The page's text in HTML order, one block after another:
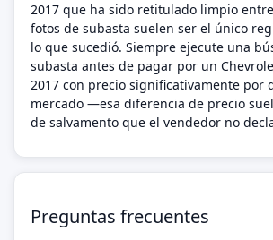
2017 que ha sido retitulado limpio
fotos de subasta suelen ser el único
lo que sucedió. Siempre ejecute una
subasta antes de pagar por un
2017 con precio significativamente por
mercado —esa diferencia de precio
de salvamento que el vendedor no
Preguntas frecuentes